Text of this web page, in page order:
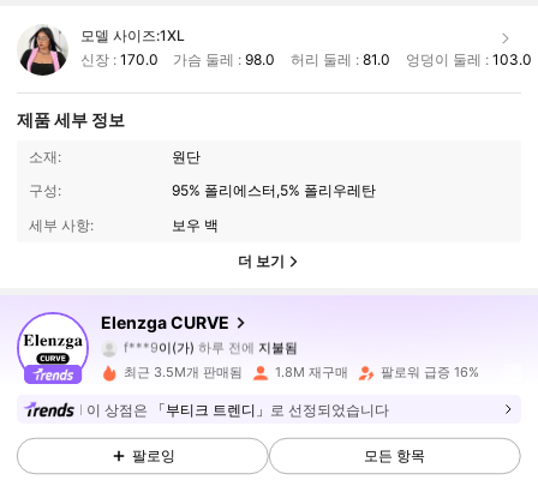
모델 사이즈:1XL
신장 : 170.0 가슴 둘레 :98.0 허리 둘레 : 81.0 엉덩이 둘레 : 103.0
제품 세부 정보
소재:
원단
구성:
95% 폴리에스터,5% 폴리우레탄
세부 사항:
보우 백
더 보기
Elenzga CURVE
4.84
652K 팔로워
f***9 이(가)
6***3다음 10분 전에
4.84 652K 팔로워
최근 3.5M개 판매됨 1.8M 재구매 팔로워 급증 16%
이 상점은 「부티크 트렌디」 로 선정되었습니다
팔로잉 모든 항목